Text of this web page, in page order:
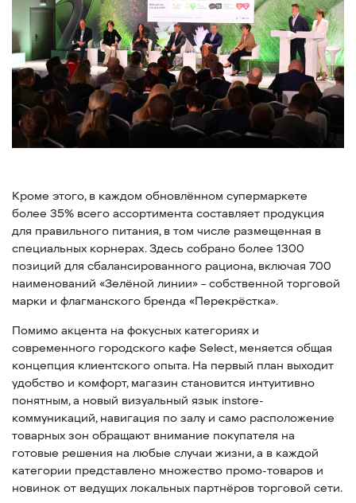
Кроме этого, в каждом обновлённом супермаркете
более 35% всего ассортимента составляет продукция
для правильного питания, в том числе размещенная в
специальных корнерах. Здесь собрано более 1300
позиций для сбалансированного рациона, включая 700
наименований «Зелёной линии» – собственной торговой
марки и флагманского бренда «Перекрёстка».
Помимо акцента на фокусных категориях и
современного городского кафе Select, меняется общая
концепция клиентского опыта. На первый план выходит
удобство и комфорт, магазин становится интуитивно
понятным, а новый визуальный язык instore-
коммуникаций, навигация по залу и само расположение
товарных зон обращают внимание покупателя на
готовые решения на любые случаи жизни, а в каждой
категории представлено множество промо-товаров и
новинок от ведущих локальных партнёров торговой сети.